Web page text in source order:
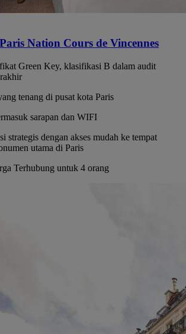
Nation Cours de Vincennes
Green Key, klasifikasi B dalam audit
tenang di pusat kota Paris
sarapan dan WIFI
strategis dengan akses mudah ke tempat
utama di Paris
Terhubung untuk 4 orang